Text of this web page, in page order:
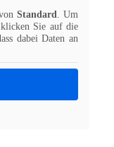
Standard. Um
Sie auf die
dabei Daten an